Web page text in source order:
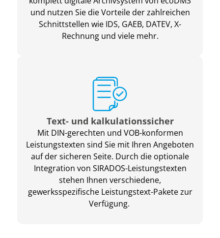
und nutzen Sie dieVorteile der zahlreichen
Schnittstellen wie IDS, GAEB, DATEV, X-
Rechnung und viele mehr.
Text- und kalkulationssicher
Mit DIN-gerechten und VOB-konformen
Leistungstexten sind Sie mit Ihren Angeboten
aufder sicheren Seite. Durch die optionale
Integration von SIRADOS-Leistungstexten
stehen Ihnen verschiedene,
gewerksspezifische Leistungstext-Pakete zur
Verfügung.